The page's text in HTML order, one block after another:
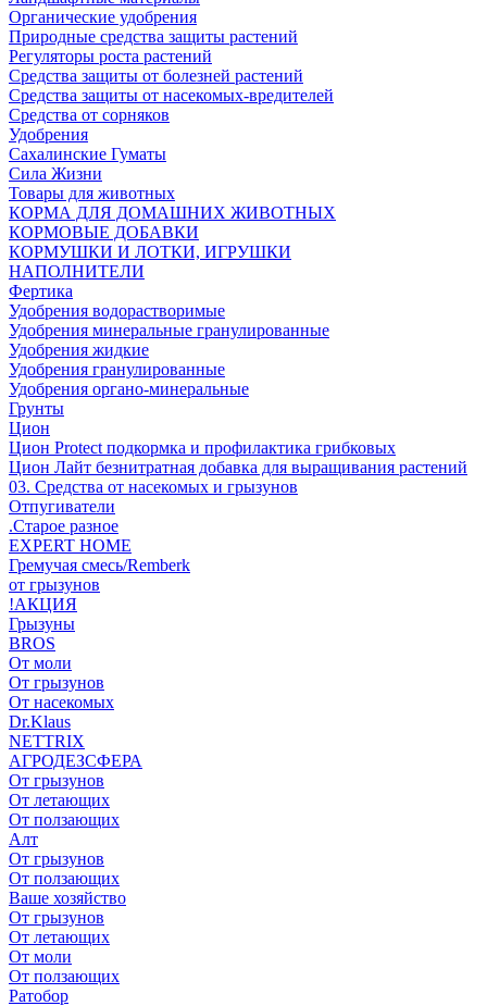
Органические удобрения
Природные средства защиты растений
Регуляторы роста растений
Средства защиты от болезней растений
Средства защиты от насекомых-вредителей
Средства от сорняков
Удобрения
Сахалинские Гуматы
Сила Жизни
Товары для животных
КОРМА ДЛЯ ДОМАШНИХ ЖИВОТНЫХ
КОРМОВЫЕ ДОБАВКИ
КОРМУШКИ И ЛОТКИ, ИГРУШКИ
НАПОЛНИТЕЛИ
Фертика
Удобрения водорастворимые
Удобрения минеральные гранулированные
Удобрения жидкие
Удобрения гранулированные
Удобрения органо-минеральные
Грунты
Цион
Цион Protect подкормка и профилактика грибковых
Цион Лайт безнитратная добавка для выращивания растений
03. Средства от насекомых и грызунов
Отпугиватели
.Старое разное
EXPERT HOME
Гремучая смесь/Remberk
от грызунов
!АКЦИЯ
Грызуны
BROS
От моли
От грызунов
От насекомых
Dr.Klaus
NETTRIX
АГРОДЕЗСФЕРА
От грызунов
От летающих
От ползающих
Алт
От грызунов
От ползающих
Ваше хозяйство
От грызунов
От летающих
От моли
От ползающих
Ратобор